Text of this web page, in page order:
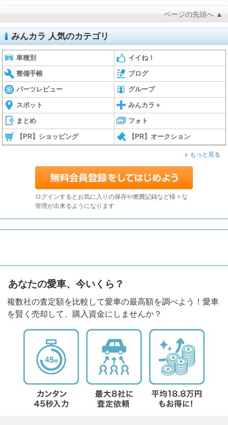
ページの先頭へ ▲
みんカラ 人気のカテゴリ
車種別 イイね！
整備手帳 ブログ
パーツレビュー グループ
スポット みんカラ＋
まとめ フォト
【PR】ショッピング 【PR】オークション
もっと見る
ログインするとお気に入りの保存や燃費記録など様々な
管理が出来るようになります
あなたの愛車、今いくら？
複数社の査定額を比較して愛車の最高額を調べよう！愛車
を賢く売却して、購入資金にしませんか？